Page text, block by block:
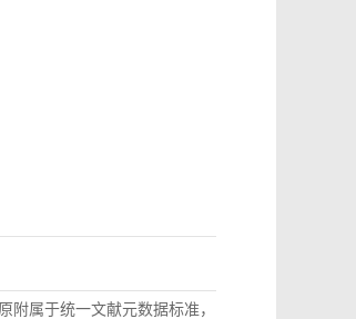
属于统一文献元数据标准，